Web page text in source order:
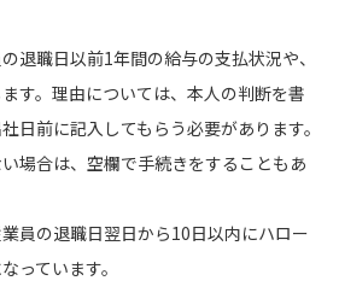
退職日以前1年間の給与の支払状況や、
す。理由については、本人の判断を書
日前に記入してもらう必要があります。
場合は、空欄で手続きをすることもあ
員の退職日翌日から10日以内にハロー
っています。